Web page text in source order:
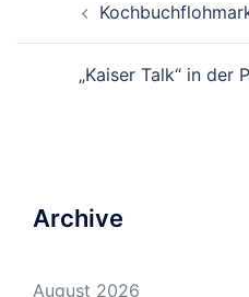
Navigation
„Kaiser Talk“ in der
Archive
August 2026